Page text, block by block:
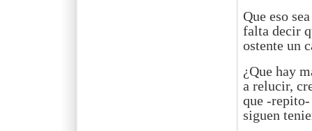
Que eso
falta decir
ostente un
¿Que hay
a relucir,
que -
siguen